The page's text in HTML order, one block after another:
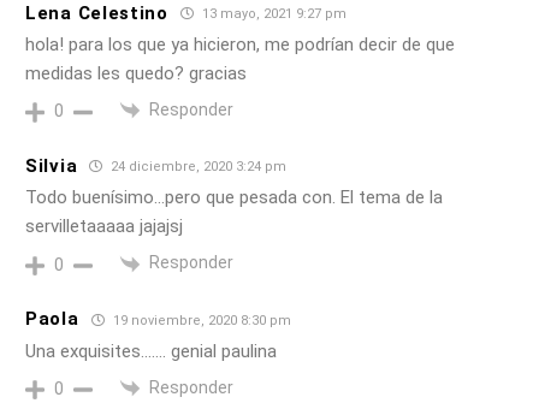
Lena Celestino 13 mayo, 2021 9:27 pm
hola! para los que ya hicieron, me podrían decir de que
medidas les quedo? gracias
0 Responder
Silvia 24 diciembre, 2020 3:24 pm
Todo buenísimo…pero que pesada con. El tema de la
servilletaaaaa jajajsj
0 Responder
Paola 19 noviembre, 2020 8:30 pm
Una exquisites……. genial paulina
0 Responder